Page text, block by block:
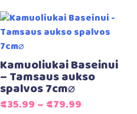
Kamuoliukai Baseinui
– Tamsaus aukso
spalvos 7cm⌀
€35.99 – €79.99